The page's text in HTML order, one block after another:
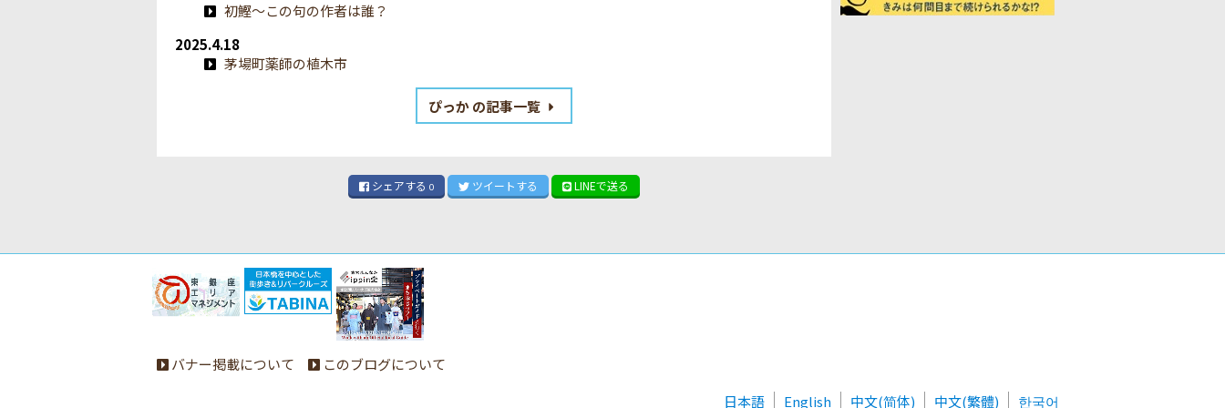
初鰹～この句の作者は誰？
2025.4.18
茅場町薬師の植木市
ぴっか の記事一覧
シェアする 0 ツイートする LINEで送る
バナー掲載について
このブログについて
日本語
English 中文(简体) 中文(繁體) 한국어